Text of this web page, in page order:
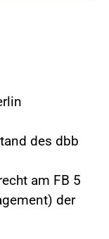
des dbb
am FB 5
der